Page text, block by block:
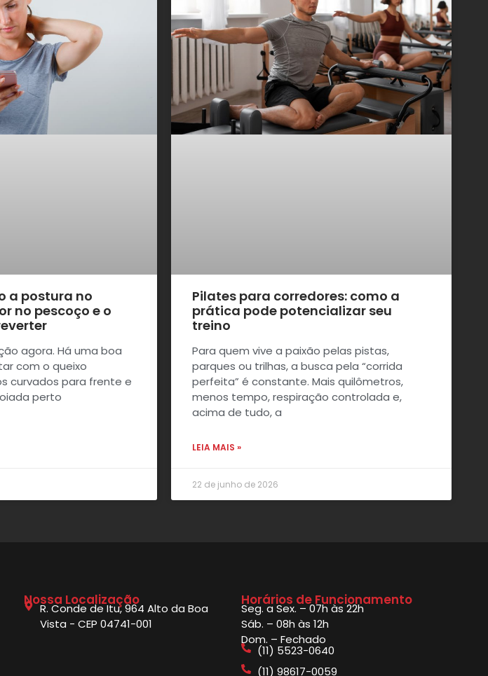
a postura no
no pescoço e o
agora. Há uma boa
com o queixo
curvados para frente e
perto
Pilates para corredores: como a
prática pode potencializar seu
treino
Para quem vive a paixão pelas pistas,
parques ou trilhas, a busca pela “corrida
perfeita” é constante. Mais quilômetros,
menos tempo, respiração controlada e,
acima de tudo, a
LEIA MAIS »
22 de junho de 2026
Nossa Localização
R. Conde de Itu, 964 Alto da Boa
Vista - CEP 04741-001
Horários de Funcionamento
Seg. a Sex. – 07h às 22h
Sáb. – 08h às 12h
Dom. – Fechado
(11) 5523-0640
(11) 98617-0059